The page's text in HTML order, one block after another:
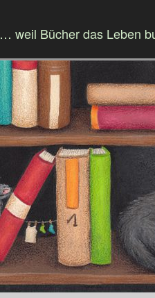
… weil Bücher das Leben